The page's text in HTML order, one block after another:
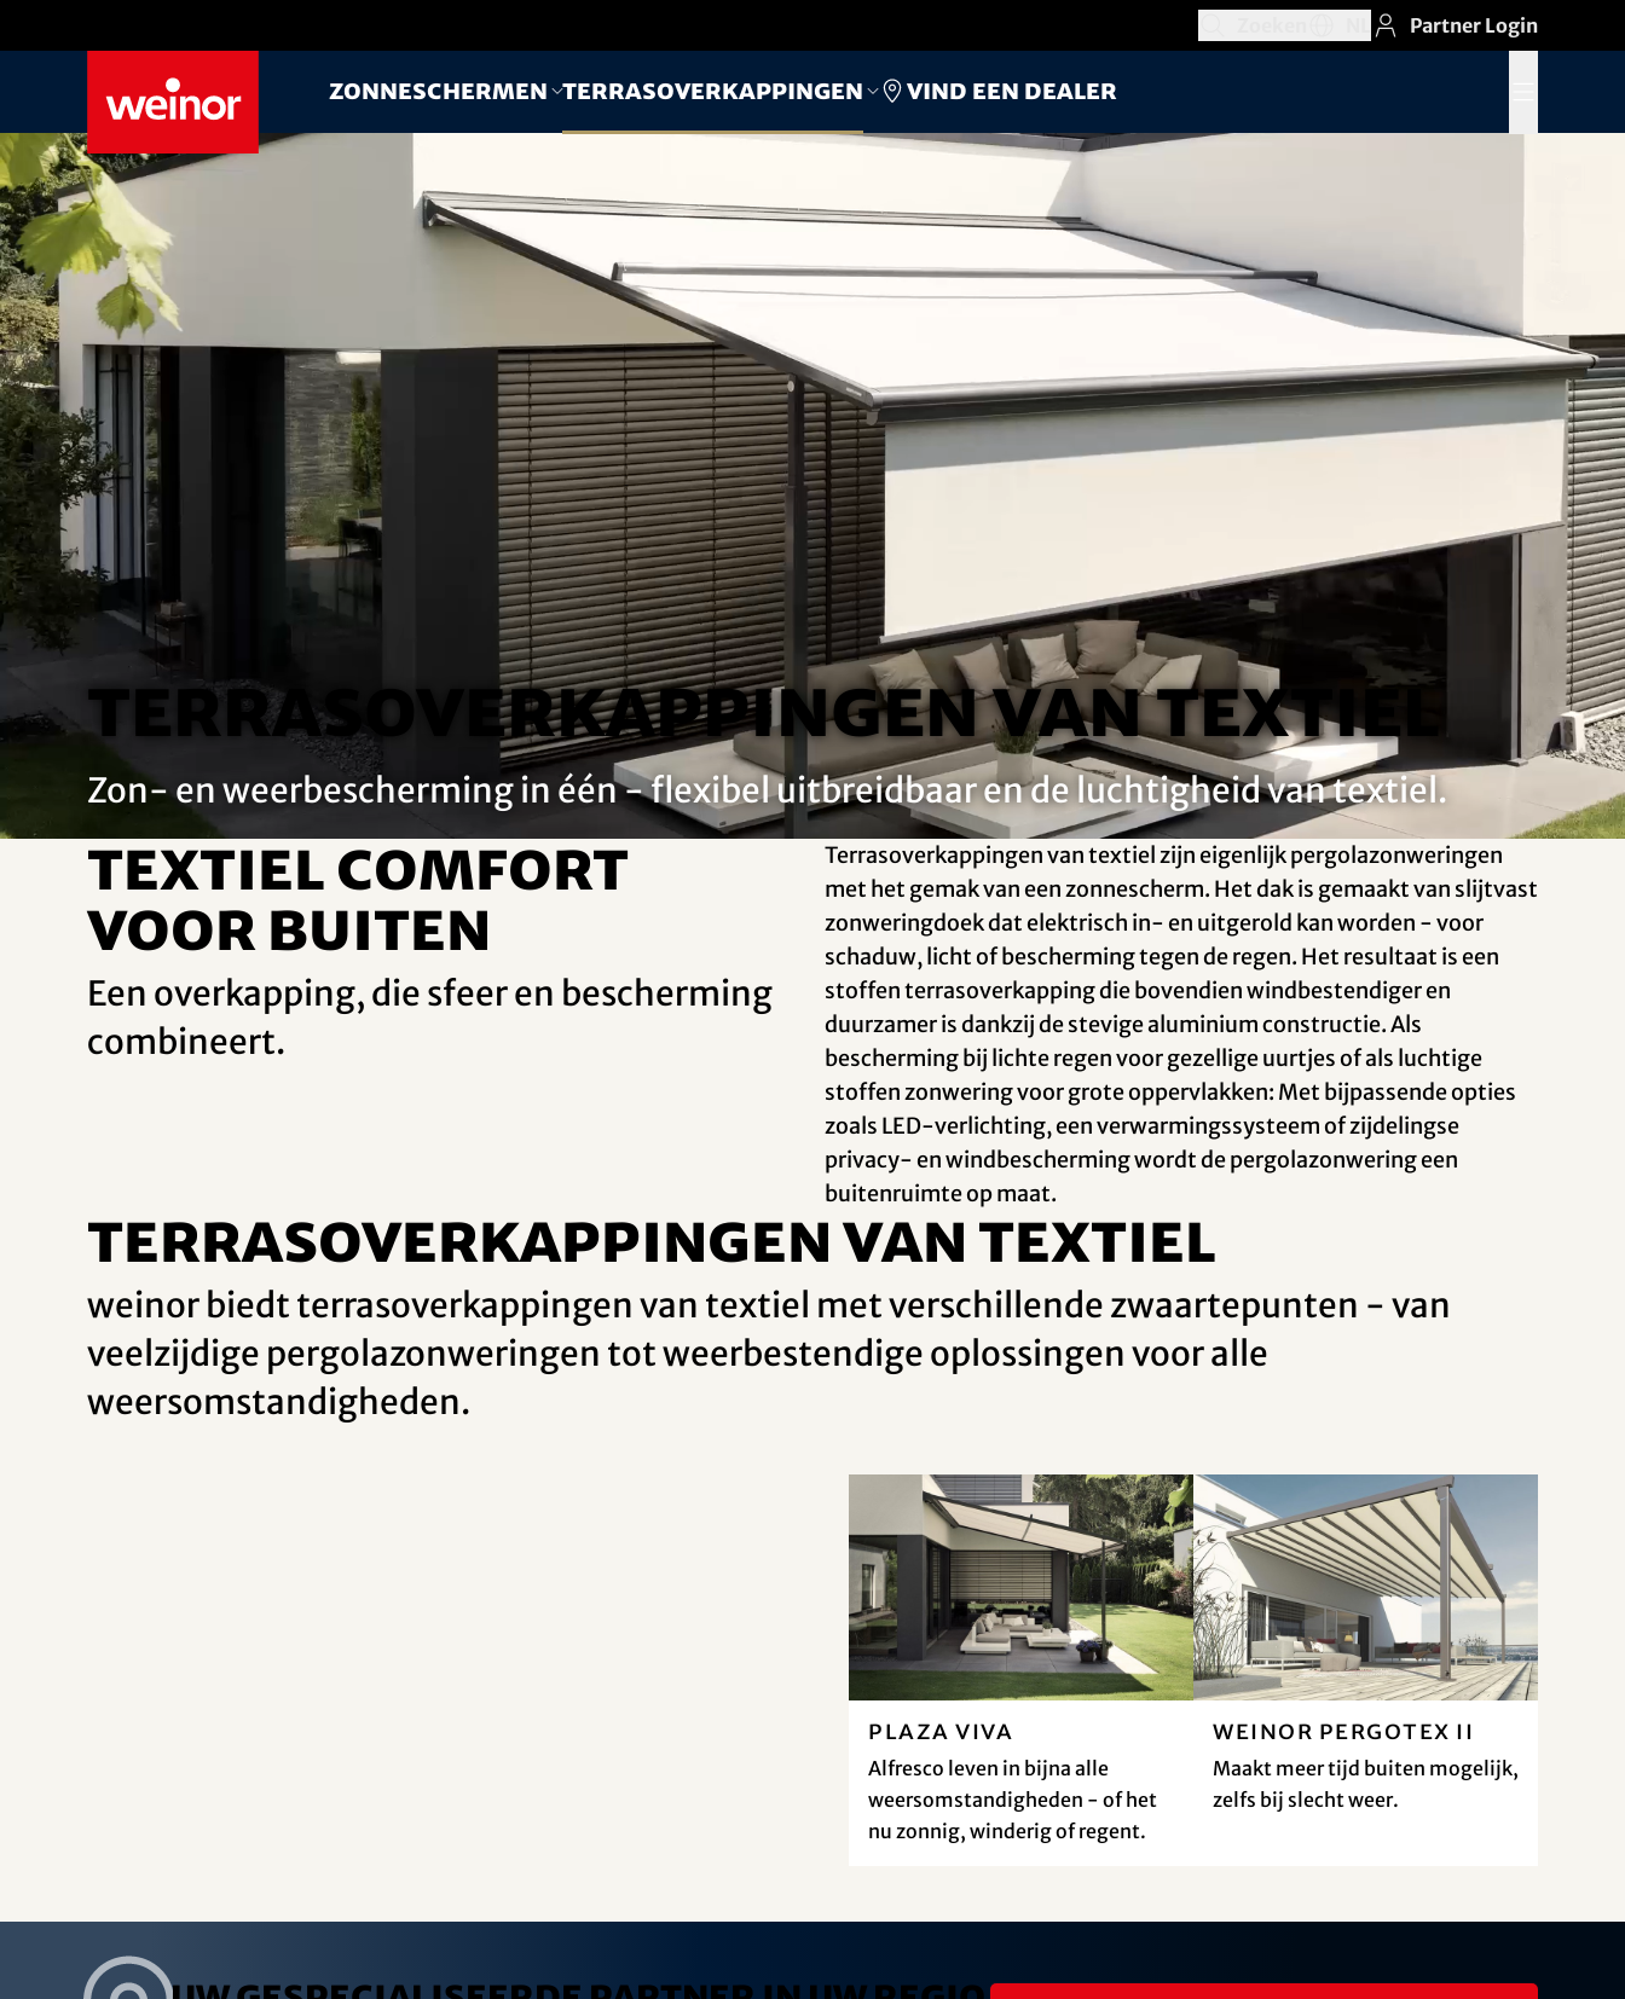
Taalkeuzegedeelte openen, Huidige
Partner Login
Zonneschermen Terrasoverkappingen Vind een dealer
Terrasoverkappingen van textiel
Zon- en weerbescherming in één - flexibel uitbreidbaar en de luchtigheid van textiel.
Textiel comfort
voor buiten
Een overkapping, die sfeer en bescherming
combineert.
Terrasoverkappingen van textiel zijn eigenlijk pergolazonweringen
met het gemak van een zonnescherm. Het dak is gemaakt van slijtvast
zonweringdoek dat elektrisch in- en uitgerold kan worden - voor
schaduw, licht of bescherming tegen de regen. Het resultaat is een
stoffen terrasoverkapping die bovendien windbestendiger en
duurzamer is dankzij de stevige aluminium constructie. Als
bescherming bij lichte regen voor gezellige uurtjes of als luchtige
stoffen zonwering voor grote oppervlakken: Met bijpassende opties
zoals LED-verlichting, een verwarmingssysteem of zijdelingse
privacy- en windbescherming wordt de pergolazonwering een
buitenruimte op maat.
Terrasoverkappingen van textiel
weinor biedt terrasoverkappingen van textiel met verschillende zwaartepunten - van
veelzijdige pergolazonweringen tot weerbestendige oplossingen voor alle
weersomstandigheden.
Plaza Viva
Alfresco leven in bijna alle
weersomstandigheden - of het
nu zonnig, winderig of regent.
weinor PergoTex II
Maakt meer tijd buiten mogelijk,
zelfs bij slecht weer.